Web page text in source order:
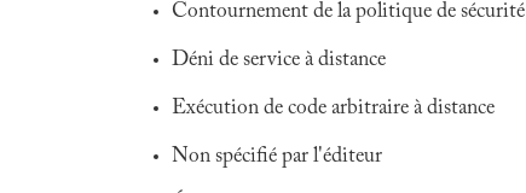
Contournement de la politique de sécurité
Déni de service à distance
Exécution de code arbitraire à distance
Non spécifié par l'éditeur